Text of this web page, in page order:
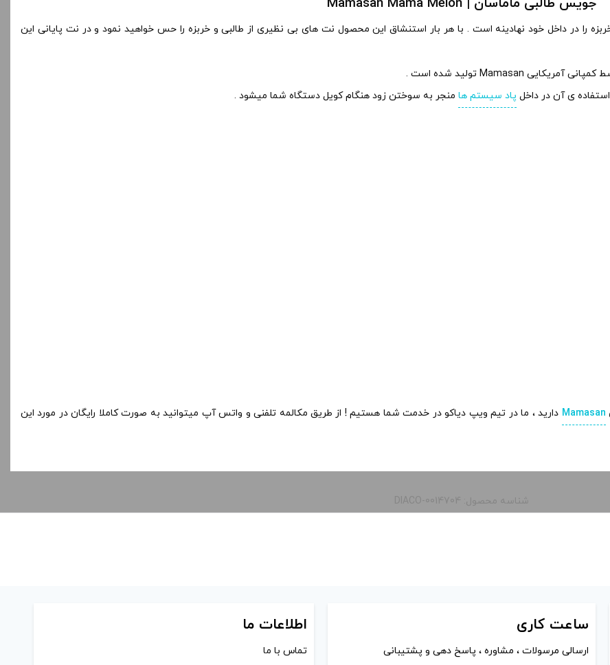
را در داخل خود نهادینه است . با هر بار استنشاق این محصول نت های بی نظیری از طالبی و خربزه را حس خواهید نمود و در نت پایانی این
ی آن در داخل پاد سیستم ها منجر به سوختن زود هنگام کویل دستگاه شما میشود .
Mamasan دارید ، ما در تیم ویپ دیاکو در خدمت شما هستیم ! از طریق مکالمه تلفنی و واتس آپ میتوانید به صورت کاملا رایگان در مورد این
شناسه محصول: DIACO-0014704
ساعت کاری
ارسالی مرسولات ، مشاوره ، پاسخ دهی و پشتیبانی
اطلاعات ما
تماس با ما